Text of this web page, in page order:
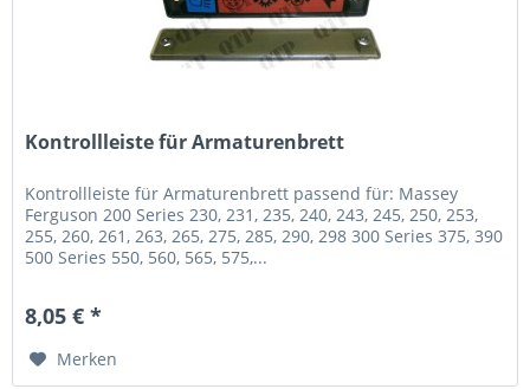
Kontrollleiste für Armaturenbrett
Kontrollleiste für Armaturenbrett passend für: Massey
Ferguson 200 Series 230, 231, 235, 240, 243, 245, 250, 253,
255, 260, 261, 263, 265, 275, 285, 290, 298 300 Series 375, 390
500 Series 550, 560, 565, 575,...
8,05 € *
Merken